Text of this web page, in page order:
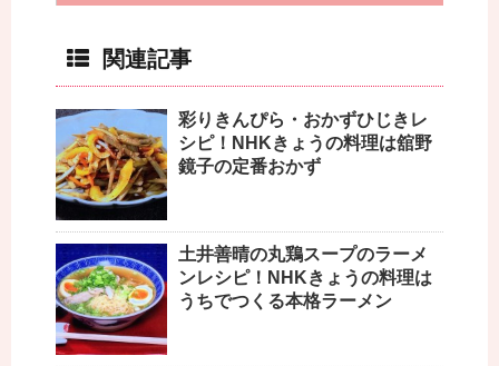
関連記事
彩りきんぴら・おかずひじきレ
シピ！NHKきょうの料理は舘野
鏡子の定番おかず
土井善晴の丸鶏スープのラーメ
ンレシピ！NHKきょうの料理は
うちでつくる本格ラーメン